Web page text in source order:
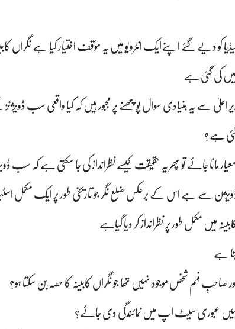
کو دیےگئے اپنےایک انٹرویو میں یہ مؤقف اختیار کیا ہے نگراں
میں کی گئی ہے
اعلیٰ سے یہ بنیادی سوال پوچھنے پر مجبور ہیں کہ کیا واقعی سب
ہے؟
مانا جائے تو پھر یہ حقیقت کیسے نظرانداز کی جا سکتی ہے کہ سب
ڈویژن سے ہے اس کے برعکس ضلع نگر جو تاریخی طور پر ایک مکمل
میں مکمل طور پر نظرانداز کر دیا گیاہے
ہے
صاحبِ فہم شخص موجود نہیں تھا جو نگراں کابینہ کا حصہ بن سکتا ہو؟
عبوری سیٹ اپ میں نمائندگی دی جائے؟